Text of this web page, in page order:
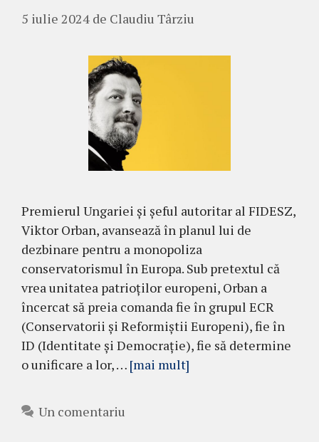
5 iulie 2024 de Claudiu Târziu
Premierul Ungariei și șeful autoritar al FIDESZ,
Viktor Orban, avansează în planul lui de
dezbinare pentru a monopoliza
conservatorismul în Europa. Sub pretextul că
vrea unitatea patrioților europeni, Orban a
încercat să preia comanda fie în grupul ECR
(Conservatorii și Reformiștii Europeni), fie în
ID (Identitate și Democrație), fie să determine
o unificare a lor, … [mai mult]
Un comentariu